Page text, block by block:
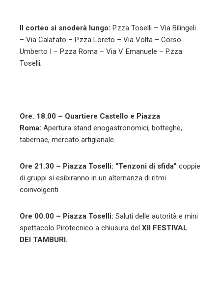
Il corteo si snoderà lungo: P.zza Toselli – Via Bilingeli
– Via Calafato – P.zza Loreto – Via Volta – Corso
Umberto I – P.zza Roma – Via V. Emanuele – P.zza
Toselli;
Ore. 18.00 – Quartiere Castello e Piazza
Roma: Apertura stand enogastronomici, botteghe,
tabernae, mercato artigianale.
Ore 21.30 – Piazza Toselli: “Tenzoni di sfida” coppie
di gruppi si esibiranno in un alternanza di ritmi
coinvolgenti.
Ore 00.00 – Piazza Toselli: Saluti delle autorità e mini
spettacolo Pirotecnico a chiusura del XII FESTIVAL
DEI TAMBURI.